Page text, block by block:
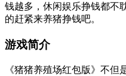
钱越多，休闲娱乐挣钱都不
的赶紧来养猪挣钱吧。
游戏简介
《猪猪养殖场红包版》不